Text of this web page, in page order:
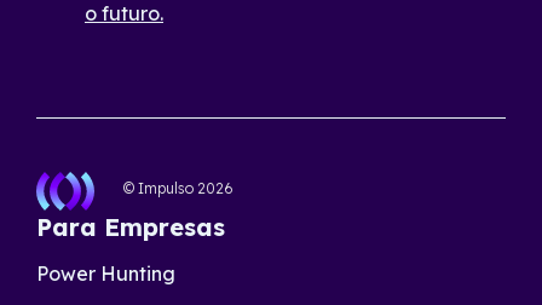
o futuro.
© Impulso 2026
Para Empresas
Power Hunting